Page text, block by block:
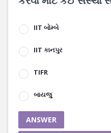
IIT બોમ્બે
IIT કાનપુર
TIFR
બાયજુ
ANSWER